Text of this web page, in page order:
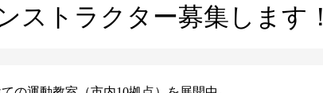
ストラクター募集します！